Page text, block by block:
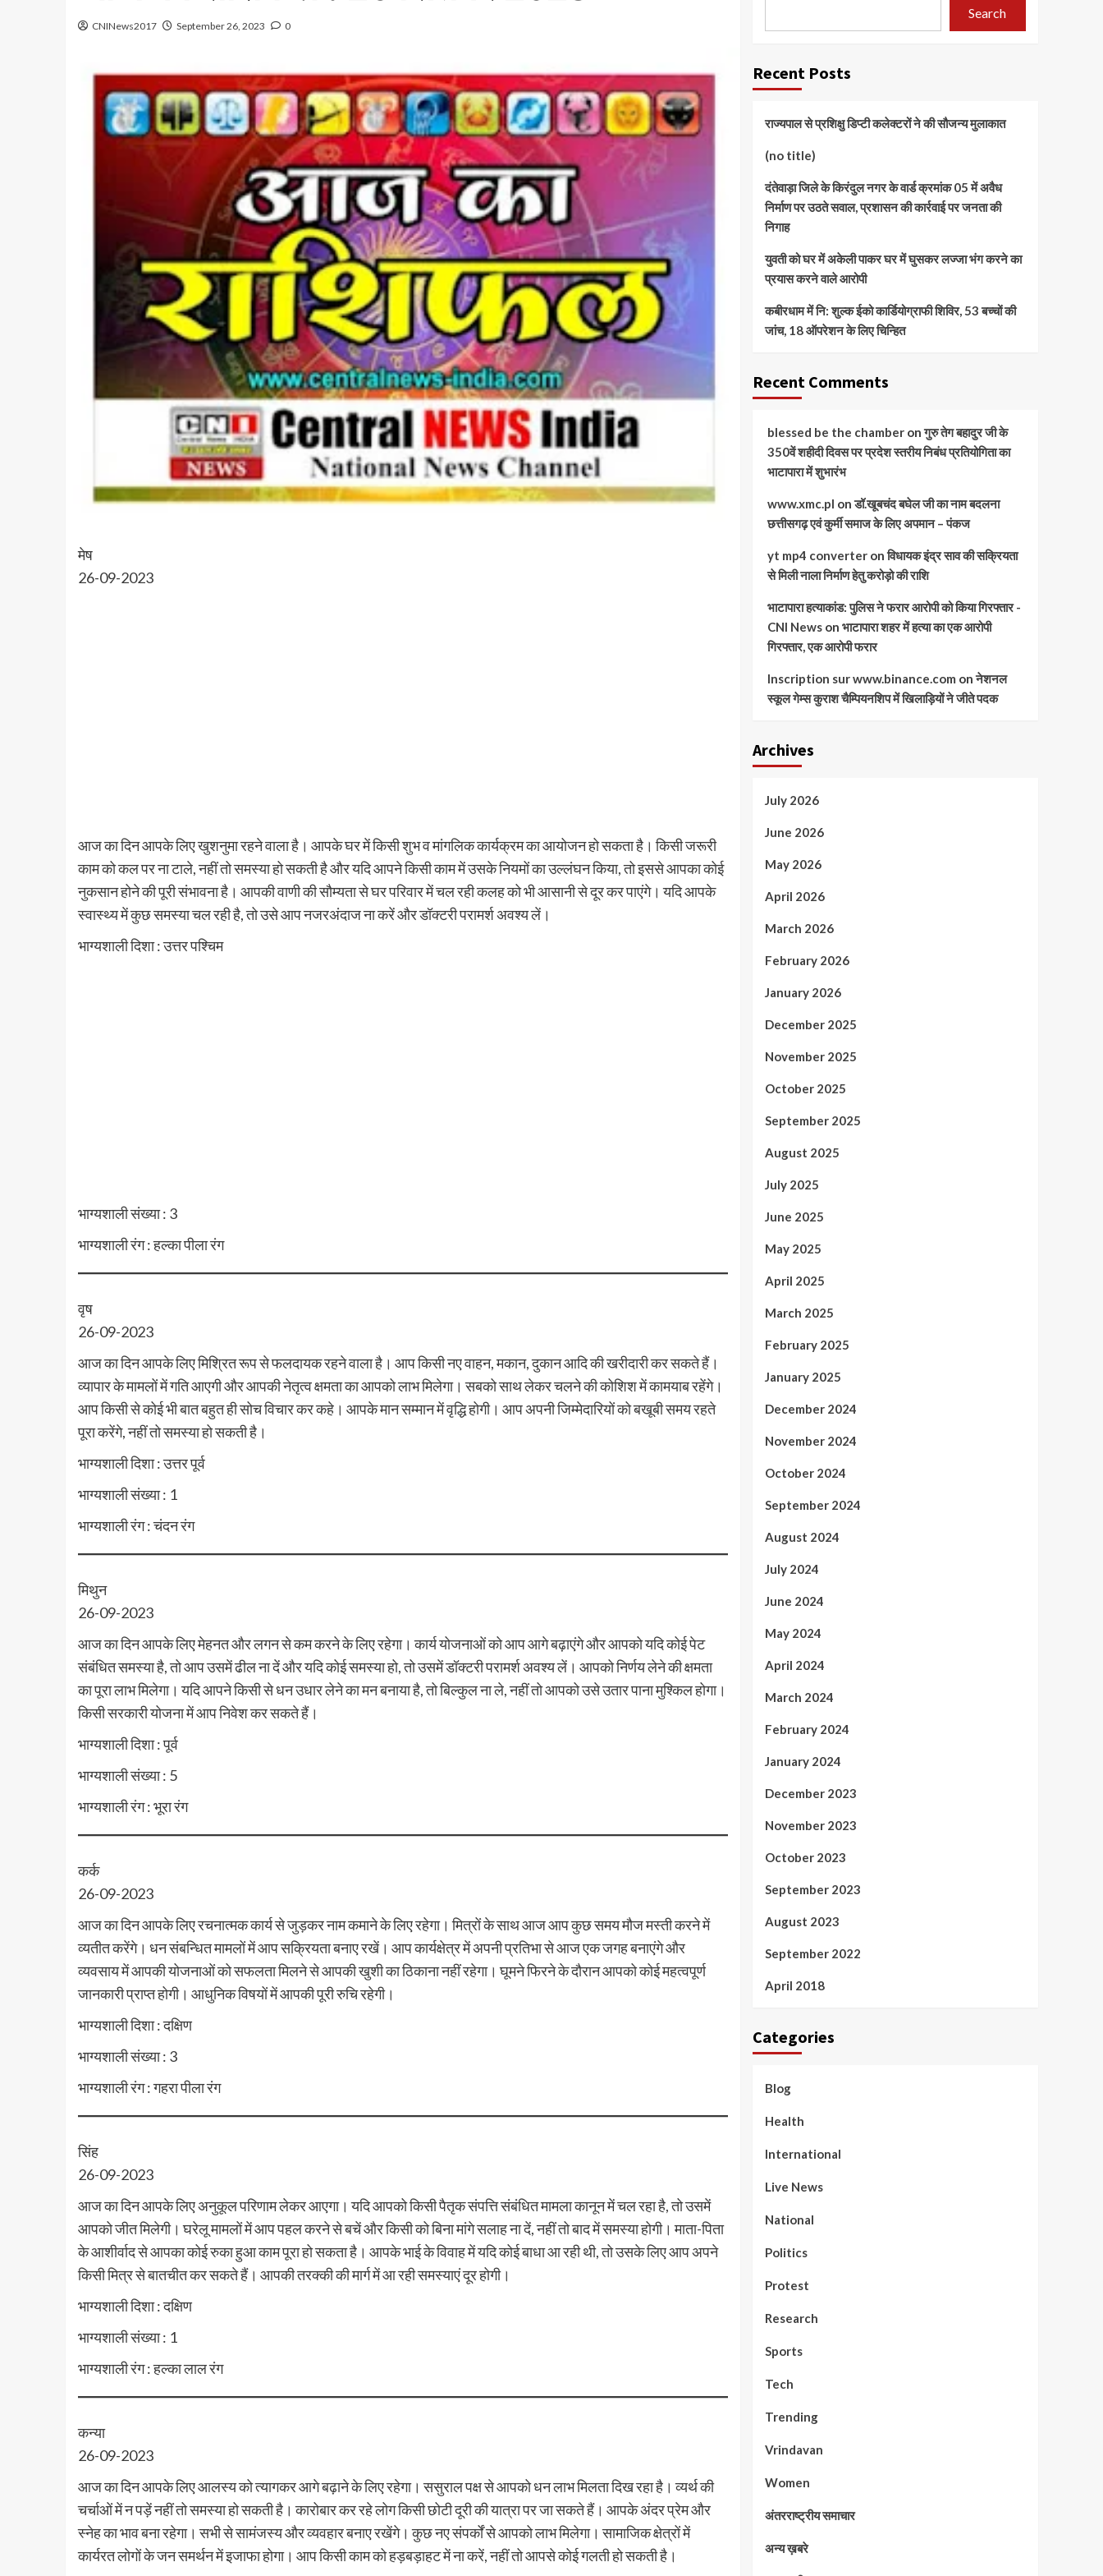
CNINews2017 September 26, 2023 0
मेष
26-09-2023
आज का दिन आपके लिए खुशनुमा रहने वाला है। आपके घर में किसी शुभ व मांगलिक कार्यक्रम का आयोजन हो सकता है। किसी जरूरी
काम को कल पर ना टाले, नहीं तो समस्या हो सकती है और यदि आपने किसी काम में उसके नियमों का उल्लंघन किया, तो इससे आपका कोई
नुकसान होने की पूरी संभावना है। आपकी वाणी की सौम्यता से घर परिवार में चल रही कलह को भी आसानी से दूर कर पाएंगे। यदि आपके
स्वास्थ्य में कुछ समस्या चल रही है, तो उसे आप नजरअंदाज ना करें और डॉक्टरी परामर्श अवश्य लें।
भाग्यशाली दिशा : उत्तर पश्चिम
भाग्यशाली संख्या : 3
भाग्यशाली रंग : हल्का पीला रंग
वृष
26-09-2023
आज का दिन आपके लिए मिश्रित रूप से फलदायक रहने वाला है। आप किसी नए वाहन, मकान, दुकान आदि की खरीदारी कर सकते हैं।
व्यापार के मामलों में गति आएगी और आपकी नेतृत्व क्षमता का आपको लाभ मिलेगा। सबको साथ लेकर चलने की कोशिश में कामयाब रहेंगे।
आप किसी से कोई भी बात बहुत ही सोच विचार कर कहे। आपके मान सम्मान में वृद्धि होगी। आप अपनी जिम्मेदारियों को बखूबी समय रहते
पूरा करेंगे, नहीं तो समस्या हो सकती है।
भाग्यशाली दिशा : उत्तर पूर्व
भाग्यशाली संख्या : 1
भाग्यशाली रंग : चंदन रंग
मिथुन
26-09-2023
आज का दिन आपके लिए मेहनत और लगन से कम करने के लिए रहेगा। कार्य योजनाओं को आप आगे बढ़ाएंगे और आपको यदि कोई पेट
संबंधित समस्या है, तो आप उसमें ढील ना दें और यदि कोई समस्या हो, तो उसमें डॉक्टरी परामर्श अवश्य लें। आपको निर्णय लेने की क्षमता
का पूरा लाभ मिलेगा। यदि आपने किसी से धन उधार लेने का मन बनाया है, तो बिल्कुल ना ले, नहीं तो आपको उसे उतार पाना मुश्किल होगा।
किसी सरकारी योजना में आप निवेश कर सकते हैं।
भाग्यशाली दिशा : पूर्व
भाग्यशाली संख्या : 5
भाग्यशाली रंग : भूरा रंग
कर्क
26-09-2023
आज का दिन आपके लिए रचनात्मक कार्य से जुड़कर नाम कमाने के लिए रहेगा। मित्रों के साथ आज आप कुछ समय मौज मस्ती करने में
व्यतीत करेंगे। धन संबन्धित मामलों में आप सक्रियता बनाए रखें। आप कार्यक्षेत्र में अपनी प्रतिभा से आज एक जगह बनाएंगे और
व्यवसाय में आपकी योजनाओं को सफलता मिलने से आपकी खुशी का ठिकाना नहीं रहेगा। घूमने फिरने के दौरान आपको कोई महत्वपूर्ण
जानकारी प्राप्त होगी। आधुनिक विषयों में आपकी पूरी रुचि रहेगी।
भाग्यशाली दिशा : दक्षिण
भाग्यशाली संख्या : 3
भाग्यशाली रंग : गहरा पीला रंग
सिंह
26-09-2023
आज का दिन आपके लिए अनुकूल परिणाम लेकर आएगा। यदि आपको किसी पैतृक संपत्ति संबंधित मामला कानून में चल रहा है, तो उसमें
आपको जीत मिलेगी। घरेलू मामलों में आप पहल करने से बचें और किसी को बिना मांगे सलाह ना दें, नहीं तो बाद में समस्या होगी। माता-पिता
के आशीर्वाद से आपका कोई रुका हुआ काम पूरा हो सकता है। आपके भाई के विवाह में यदि कोई बाधा आ रही थी, तो उसके लिए आप अपने
किसी मित्र से बातचीत कर सकते हैं। आपकी तरक्की की मार्ग में आ रही समस्याएं दूर होगी।
भाग्यशाली दिशा : दक्षिण
भाग्यशाली संख्या : 1
भाग्यशाली रंग : हल्का लाल रंग
कन्या
26-09-2023
आज का दिन आपके लिए आलस्य को त्यागकर आगे बढ़ाने के लिए रहेगा। ससुराल पक्ष से आपको धन लाभ मिलता दिख रहा है। व्यर्थ की
चर्चाओं में न पड़ें नहीं तो समस्या हो सकती है। कारोबार कर रहे लोग किसी छोटी दूरी की यात्रा पर जा सकते हैं। आपके अंदर प्रेम और
स्नेह का भाव बना रहेगा। सभी से सामंजस्य और व्यवहार बनाए रखेंगे। कुछ नए संपर्कों से आपको लाभ मिलेगा। सामाजिक क्षेत्रों में
कार्यरत लोगों के जन समर्थन में इजाफा होगा। आप किसी काम को हड़बड़ाहट में ना करें, नहीं तो आपसे कोई गलती हो सकती है।
Search
Recent Posts
राज्यपाल से प्रशिक्षु डिप्टी कलेक्टरों ने की सौजन्य मुलाकात
(no title)
दंतेवाड़ा जिले के किरंदुल नगर के वार्ड क्रमांक 05 में अवैध
निर्माण पर उठते सवाल, प्रशासन की कार्रवाई पर जनता की
निगाह
युवती को घर में अकेली पाकर घर में घुसकर लज्जा भंग करने का
प्रयास करने वाले आरोपी
कबीरधाम में नि: शुल्क ईको कार्डियोग्राफी शिविर, 53 बच्चों की
जांच, 18 ऑपरेशन के लिए चिन्हित
Recent Comments
blessed be the chamberonगुरु तेग बहादुर जी के
350वें शहीदी दिवस पर प्रदेश स्तरीय निबंध प्रतियोगिता का
भाटापारा में शुभारंभ
www.xmc.pl onडॉ.खूबचंद बघेल जी का नाम बदलना
छत्तीसगढ़ एवं कुर्मी समाज के लिए अपमान – पंकज
yt mp4 converteronविधायक इंद्र साव की सक्रियता
से मिली नाला निर्माण हेतु करोड़ो की राशि
भाटापारा हत्याकांड: पुलिस ने फरार आरोपी को किया गिरफ्तार -
CNI Newson भाटापारा शहर में हत्या का एक आरोपी
गिरफ्तार, एक आरोपी फरार
Inscription sur www.binance.com onनेशनल
स्कूल गेम्स कुराश चैम्पियनशिप में खिलाड़ियों ने जीते पदक
Archives
July 2026
June 2026
May 2026
April 2026
March 2026
February 2026
January 2026
December 2025
November 2025
October 2025
September 2025
August 2025
July 2025
June 2025
May 2025
April 2025
March 2025
February 2025
January 2025
December 2024
November 2024
October 2024
September 2024
August 2024
July 2024
June 2024
May 2024
April 2024
March 2024
February 2024
January 2024
December 2023
November 2023
October 2023
September 2023
August 2023
September 2022
April 2018
Categories
Blog
Health
International
Live News
National
Politics
Protest
Research
Sports
Tech
Trending
Vrindavan
Women
अंतरराष्ट्रीय समाचार
अन्य ख़बरे